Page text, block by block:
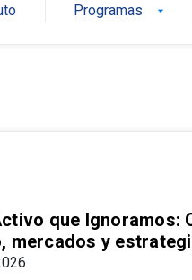
Programas arrow_drop_down
que Ignoramos:
mercados y